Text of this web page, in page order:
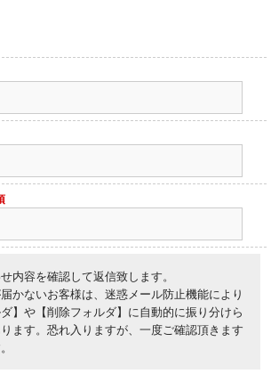
内容を確認して返信致します。
かないお客様は、迷惑メール防止機能により
ダ】や【削除フォルダ】に自動的に振り分けら
ます。恐れ入りますが、一度ご確認頂きます